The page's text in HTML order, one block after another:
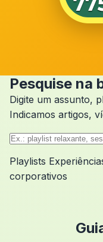
Pesquise na
Digite um assunto,
Indicamos artigos,
Playlists
corporativos